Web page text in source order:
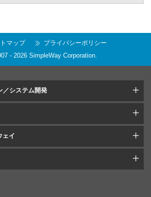
マップ
プライバシーポリシー
- 2026 SimpleWay Corporation.
／システム開発
ェイ